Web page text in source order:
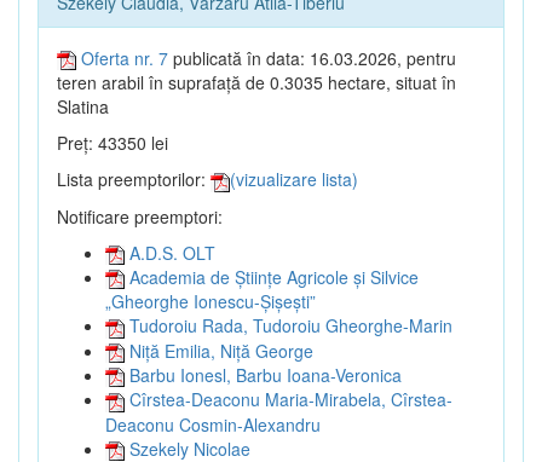
Oferta nr. 7 publicată în data: 16.03.2026, pentru
teren arabil în suprafață de 0.3035 hectare, situat în
Slatina
Preț: 43350 lei
Lista preemptorilor:
(vizualizare lista)
Notificare preemptori:
A.D.S. OLT
Academia de Științe Agricole și Silvice
„Gheorghe Ionescu-Șișești”
Tudoroiu Rada, Tudoroiu Gheorghe-Marin
Niță Emilia, Niță George
Barbu Ionesl, Barbu Ioana-Veronica
Cîrstea-Deaconu Maria-Mirabela, Cîrstea-
Deaconu Cosmin-Alexandru
Szekely Nicolae